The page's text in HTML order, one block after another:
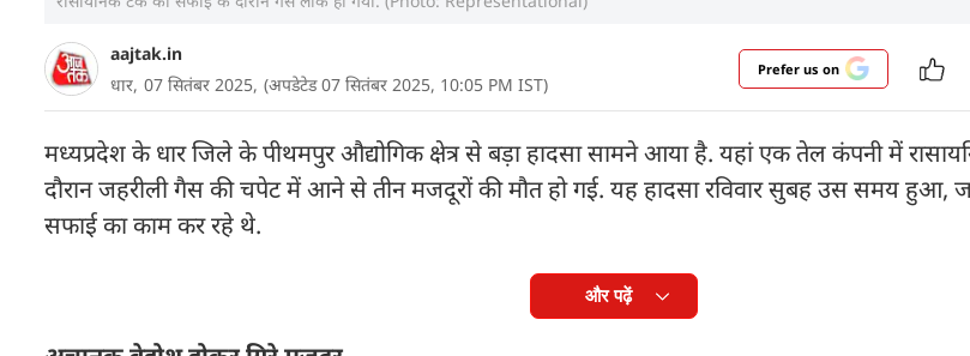
aajtak.in
धार, 07 सितंबर 2025, (अपडेटेड 07 सितंबर 2025, 10:05 PM IST)
Prefer us on
मध्यप्रदेश के धार जिले के पीथमपुर औद्योगिक क्षेत्र से बड़ा हादसा सामने आया है. यहां एक तेल कंपनी में
दौरान जहरीली गैस की चपेट में आने से तीन मजदूरों की मौत हो गई. यह हादसा रविवार सुबह उस समय हुआ,
सफाई का काम कर रहे थे.
और पढ़ें